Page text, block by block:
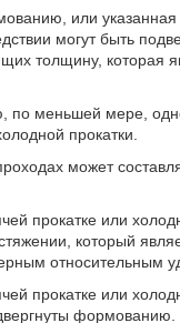
или
могут быть
толщину, которая
по меньшей мере,
прокатки.
может
прокатке или
который
относительным
прокатке или
формованию.